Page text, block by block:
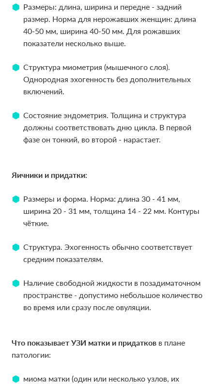
Размеры: длина, ширина и передне - задний
размер. Норма для нерожавших женщин: длина
40-50 мм, ширина 40-50 мм. Для рожавших
показатели несколько выше.
Структура миометрия (мышечного слоя).
Однородная эхогенность без дополнительных
включений.
Состояние эндометрия. Толщина и структура
должны соответствовать дню цикла. В первой
фазе он тонкий, во второй - нарастает.
Яичники и придатки:
Размеры и форма. Норма: длина 30 - 41 мм,
ширина 20 - 31 мм, толщина 14 - 22 мм. Контуры
чёткие.
Структура. Эхогенность обычно соответствует
средним показателям.
Наличие свободной жидкости в позадиматочном
пространстве - допустимо небольшое количество
во время или сразу после овуляции.
Что показывает УЗИ матки и придатков в плане
патологии:
миома матки (один или несколько узлов, их
Размеры: длина, ширина и передне - задний
размер. Норма для нерожавших женщин: длина
40-50 мм, ширина 40-50 мм. Для рожавших
показатели несколько выше.
Структура миометрия (мышечного слоя).
Однородная эхогенность без дополнительных
включений.
Состояние эндометрия. Толщина и структура
должны соответствовать дню цикла. В первой
фазе он тонкий, во второй - нарастает.
Яичники и придатки:
Размеры и форма. Норма: длина 30 - 41 мм,
ширина 20 - 31 мм, толщина 14 - 22 мм. Контуры
чёткие.
Структура. Эхогенность обычно соответствует
средним показателям.
Наличие свободной жидкости в позадиматочном
пространстве - допустимо небольшое количество
во время или сразу после овуляции.
Что показывает УЗИ матки и придатков в плане
патологии:
миома матки (один или несколько узлов, их